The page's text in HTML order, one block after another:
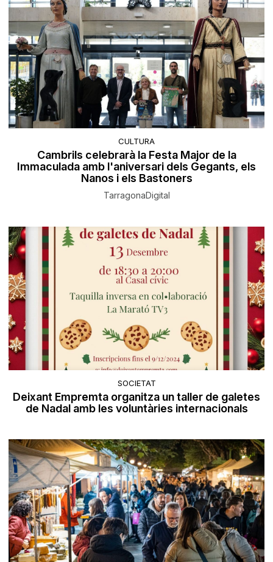
CULTURA
Cambrils celebrarà la Festa Major de la
Immaculada amb l'aniversari dels Gegants, els
Nanos i els Bastoners
TarragonaDigital
SOCIETAT
Deixant Empremta organitza un taller de galetes
de Nadal amb les voluntàries internacionals